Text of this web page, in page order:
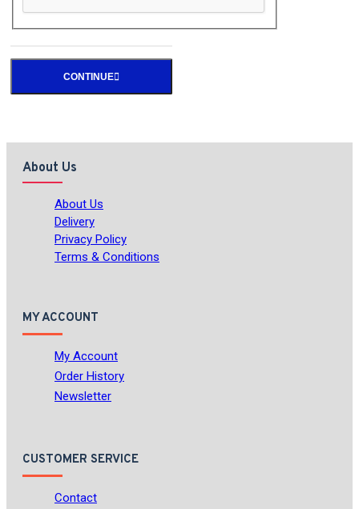
CONTINUE
About Us
About Us
Delivery
Privacy Policy
Terms & Conditions
MY ACCOUNT
My Account
Order History
Newsletter
CUSTOMER SERVICE
Contact